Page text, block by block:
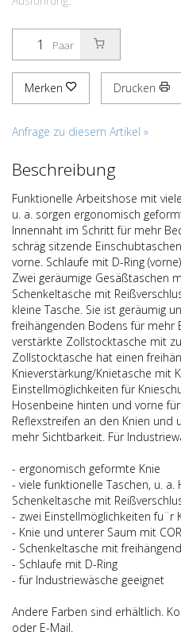
Paar
Merken Drucken
Anfrage zu diesem Artikel »
Beschreibung
Funktionelle Arbeitshose mit
u. a. sorgen ergonomisch
Innennaht im Schritt für mehr
schräg sitzende
vorne. Schlaufe mit D-Ring
Zwei geräumige Gesäßtaschen
Schenkeltasche mit
kleine Tasche. Sie ist geräumig
freihängenden Bodens für mehr
verstärkte Zollstocktasche mit
Zollstocktasche hat einen
Knieverstärkung/Knietasche mit
Einstellmöglichkeiten für
Hosenbeine hinten und vorne
Reflexstreifen an den Knien
mehr Sichtbarkeit. Für
- ergonomisch geformte Knie
- viele funktionelle Taschen, u.
Schenkeltasche mit
- zwei Einstellmöglichkeiten fu¨r
- Knie und unterer Saum mit
- Schenkeltasche mit
- Schlaufe mit D-Ring
- für Industriewäsche geeignet
Andere Farben sind erhältlich.
oder E-Mail.